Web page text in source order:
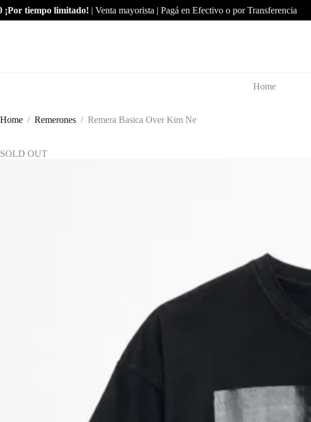
to tiempo limitado!| Venta mayorista | Pagá en Efectivo o por Transferencia
Home
Home / Remerones / Remera Basica Over Kim Ne
SOLD OUT